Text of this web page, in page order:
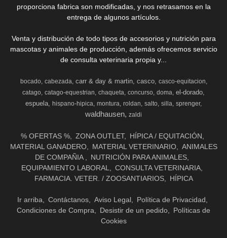
proporciona fabrica son modificadas, y nos retrasamos en la
entrega de algunos artículos.
Venta y distribución de todo tipos de accesorios y nutrición para
mascotas y animales de producción, además ofrecemos servicio
de consulta veterinaria propia y...
bocado cabezada carr & day & martin casco
casco-equitacion
catago catago-equestrian chaqueta concurso doma el-dorado
espuela hispano-hipica montura roldan salto silla sprenger
waldhausen zaldi
% OFERTAS % ZONA OUTLET
HÍPICA / EQUITACIÓN
MATERIAL GANADERO
MATERIAL VETERINARIO
ANIMALES
DE COMPAÑIA
NUTRICIÓN PARA ANIMALES
EQUIPAMIENTO LABORAL
CONSULTA VETERINARIA
FARMACIA. VETER. / ZOOSANTIARIOS
HÍPICA
Ir arriba Contáctanos Aviso Legal
Política de Privacidad
Condiciones de Compra
Desistir de un pedido
Políticas de
Cookies